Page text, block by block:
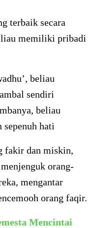
terbaik secara
memiliki pribadi
beliau
sendiri
beliau
sepenuh hati
fakir dan miskin,
orang-
mengantar
orang faqir.
Mencintai